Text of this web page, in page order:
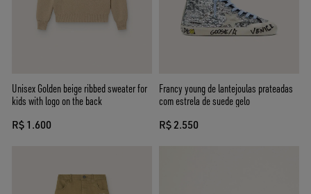
Unisex Golden beige ribbed sweater for
kids with logo on the back
R$ 1.600
Francy young de lantejoulas prateadas
com estrela de suede gelo
R$ 2.550